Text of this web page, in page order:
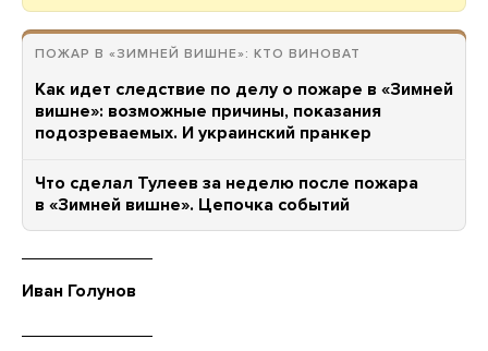
ПОЖАР В «ЗИМНЕЙ ВИШНЕ»: КТО ВИНОВАТ
Как идет следствие по делу о пожаре в «Зимней
вишне»: возможные причины, показания
подозреваемых. И украинский пранкер
Что сделал Тулеев за неделю после пожара
в «Зимней вишне». Цепочка событий
Иван Голунов